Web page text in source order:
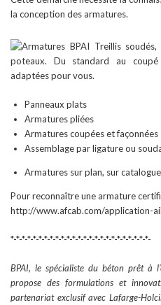
la conception des armatures.
Panneaux plats
Armatures pliées
Armatures coupées et façonnées
Assemblage par ligature ou
Armatures sur plan, sur
Pour reconnaître une armature
http://www.afcab.com/application-
*-*-*-*-*-*-*-*-*-*-*-*-*-*-*-*-*-*-*-*-*-*-*-*-*-
BPAI, le spécialiste du béton prêt à
propose des formulations et
partenariat exclusif avec Lafarge-